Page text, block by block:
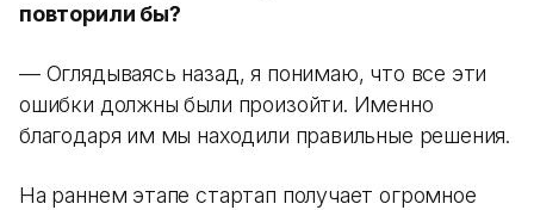
повторили бы?
— Оглядываясь назад, я понимаю, что все эти
ошибки должны были произойти. Именно
благодаря им мы находили правильные решения.
На раннем этапе стартап получает огромное